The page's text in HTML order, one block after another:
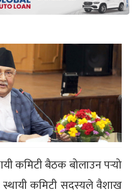
कमिटी बैठक बोलाउन पर्‍यो
कमिटी सदस्यले वैशाख